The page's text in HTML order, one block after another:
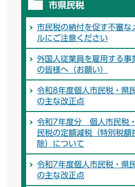
市県民税
市民税の納付を促す不審な
ルにご注意ください
外国人従業員を雇用する事
の皆様へ（お願い）
令和8年度個人市民税・県
の主な改正点
令和7年度分 個人市民税
民税の定額減税（特別税額
除）について
令和7年度個人市民税・県
の主な改正点